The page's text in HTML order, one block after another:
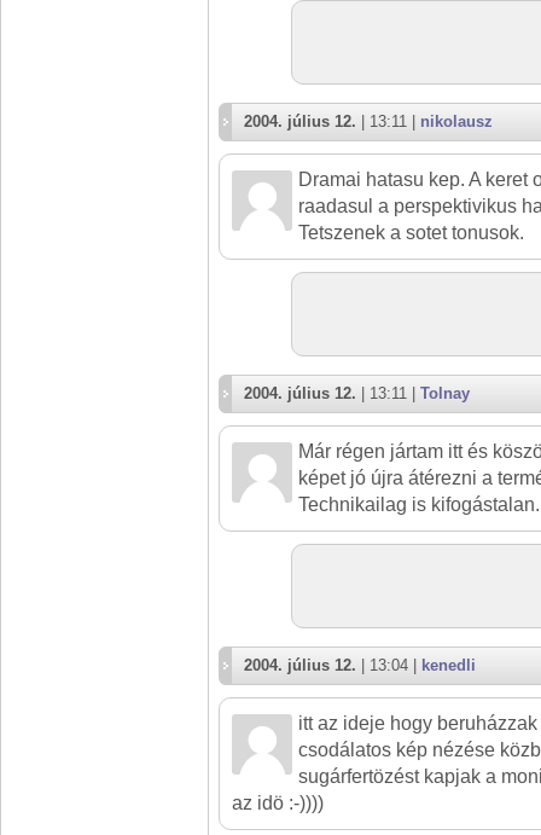
2004. július 12. | 13:11 | nikolausz
Dramai hatasu kep. A keret
raadasul a perspektivikus
Tetszenek a sotet tonusok.
2004. július 12. | 13:11 | Tolnay
Már régen jártam itt és
képet jó újra átérezni a
Technikailag is
2004. július 12. | 13:04 | kenedli
itt az ideje hogy
csodálatos kép nézése
sugárfertözést kapjak a
az idö :-))))